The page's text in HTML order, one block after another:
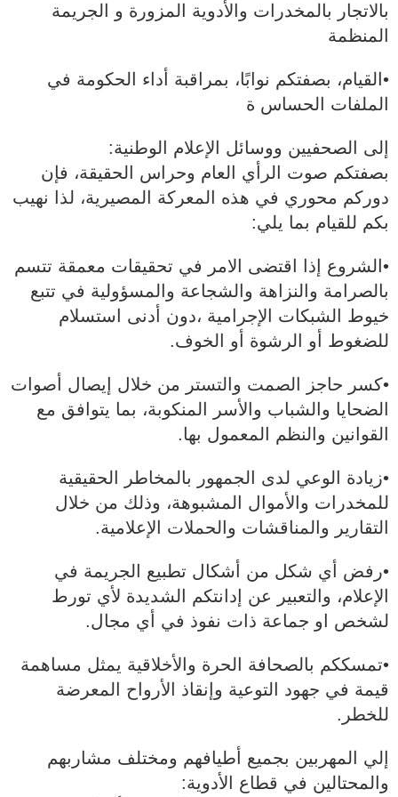
بالاتجار بالمخدرات والأدوية المزورة و الجريمة
المنظمة
•القيام، بصفتكم نوابًا، بمراقبة أداء الحكومة في
الملفات الحساس ة
إلى الصحفيين ووسائل الإعلام الوطنية:
بصفتكم صوت الرأي العام وحراس الحقيقة، فإن
دوركم محوري في هذه المعركة المصيرية، لذا نهيب
بكم للقيام بما يلي:
•الشروع إذا اقتضى الامر في تحقيقات معمقة تتسم
بالصرامة والنزاهة والشجاعة والمسؤولية في تتبع
خيوط الشبكات الإجرامية ،دون أدنى استسلام
للضغوط أو الرشوة أو الخوف.
•كسر حاجز الصمت والتستر من خلال إيصال أصوات
الضحايا والشباب والأسر المنكوبة، بما يتوافق مع
القوانين والنظم المعمول بها.
•زيادة الوعي لدى الجمهور بالمخاطر الحقيقية
للمخدرات والأموال المشبوهة، وذلك من خلال
التقارير والمناقشات والحملات الإعلامية.
•رفض أي شكل من أشكال تطبيع الجريمة في
الإعلام، والتعبير عن إدانتكم الشديدة لأي تورط
لشخص او جماعة ذات نفوذ في أي مجال.
•تمسككم بالصحافة الحرة والأخلاقية يمثل مساهمة
قيمة في جهود التوعية وإنقاذ الأرواح المعرضة
للخطر.
إلي المهربين بجميع أطيافهم ومختلف مشاربهم
والمحتالين في قطاع الأدوية: